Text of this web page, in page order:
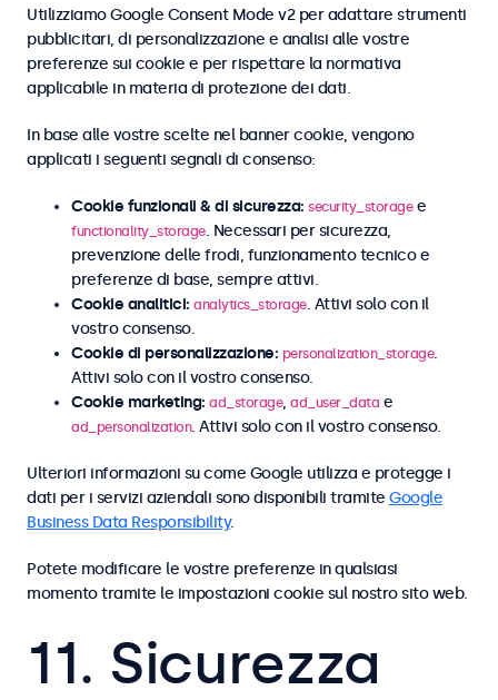
Utilizziamo Google Consent Mode v2 per adattare strumenti
pubblicitari, di personalizzazione e analisi alle vostre
preferenze sui cookie e per rispettare la normativa
applicabile in materia di protezione dei dati.
In base alle vostre scelte nel banner cookie, vengono
applicati i seguenti segnali di consenso:
Cookie funzionali & di sicurezza: security_storagee
functionality_storage. Necessari per sicurezza,
prevenzione delle frodi, funzionamento tecnico e
preferenze di base, sempre attivi.
Cookie analitici: analytics_storage. Attivi solo con il
vostro consenso.
Cookie di personalizzazione: personalization_storage.
Attivi solo con il vostro consenso.
Cookie marketing: ad_storage, ad_user_data e
ad_personalization. Attivi solo con il vostro consenso.
Ulteriori informazioni su come Google utilizza e protegge i
dati per i servizi aziendali sono disponibili tramite Google
Business Data Responsibility.
Potete modificare le vostre preferenze in qualsiasi
momento tramite le impostazioni cookie sul nostro sito web.
11. Sicurezza